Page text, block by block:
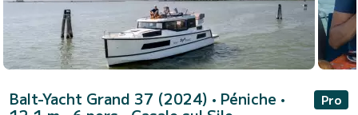
Balt-Yacht Grand 37 (2024) • Péniche •
Pro